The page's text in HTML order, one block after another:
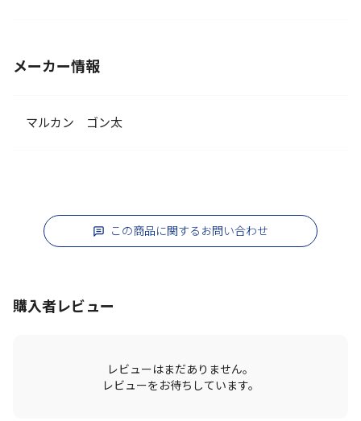
メーカー情報
マルカン ゴン太
この商品に関するお問い合わせ
購入者レビュー
レビューはまだありません。
レビューをお待ちしています。